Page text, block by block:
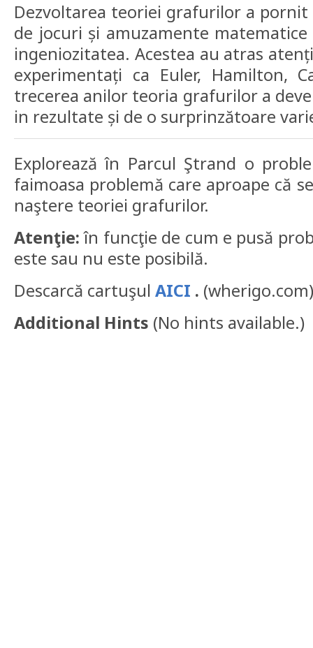
Dezvoltarea teoriei grafurilor a
de jocuri și amuzamente
ingeniozitatea. Acestea au atras
experimentați ca Euler, Hamilton,
trecerea anilor teoria grafurilor a
in rezultate și de o surprinzătoare
Explorează în Parcul Ştrand o
faimoasa problemă care aproape că
naştere teoriei grafurilor.
Atenţie:în funcţie de cum e pusă
este sau nu este posibilă.
Descarcă cartuşul AICI . (wherigo.com)
Additional Hints (No hints available.)